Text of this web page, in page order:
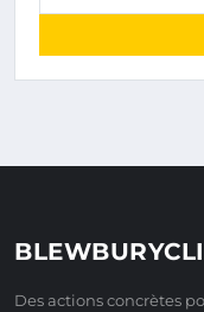
Des actions concrètes